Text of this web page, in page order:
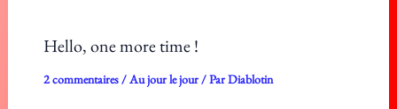
Hello, one more time !
2 commentaires/Au jour le jour/ ParDiablotin